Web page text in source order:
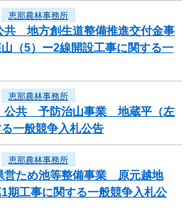
恵那農林事務所
共 地方創生道整備推進交付金事
（5）ー2線開設工事に関する一
恵那農林事務所
公共 予防治山事業 地蔵平（左
一般競争入札公告
恵那農林事務所
営ため池等整備事業 原元越地
工事に関する一般競争入札公